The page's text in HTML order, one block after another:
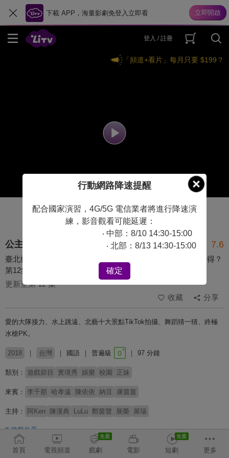
下載 APP，海量影劇免登入立即看
登入 / 註冊
「頻道+看片」每月只要 $199？
公主我來了 7.6
臺北藝術大學－納豆依依情侶交手PK！江山與美人能不能兼得？
第12集
更新至第 12 集
收藏
分享
愛的大隊接力、水上跳遠、北藝十大景點TikTok拍攝、舞蹈猜一猜、終極
水槍PK。
2018 台灣 國語 普遍級 97 分鐘
類別： 遊戲節目 實境秀 娛樂 校園 正妹
來賓： 李千那 哈孝遠 陳依依 納豆 康茵茵
主持： 阿Ken 陳漢典 LuLu 鄭茵聲 展榮 展瑞
# 遊戲外景
首頁 電視頻道 戲劇 電影 短劇 更多
行動網路降速提醒
配合國家演習，4G/5G 電信業者將進行降速演
練，影音觀看可能延遲：
‧ 中部：8/10 14:30-15:00
‧ 北部：8/13 14:30-15:00
確定